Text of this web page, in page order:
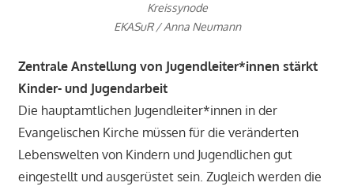
Kreissynode
EKASuR / Anna Neumann
Zentrale Anstellung von Jugendleiter*innen stärkt
Kinder- und Jugendarbeit
Die hauptamtlichen Jugendleiter*innen in der
Evangelischen Kirche müssen für die veränderten
Lebenswelten von Kindern und Jugendlichen gut
eingestellt und ausgerüstet sein. Zugleich werden die